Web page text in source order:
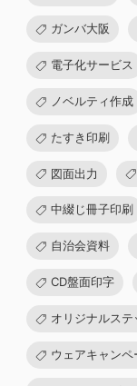
ガンバ大阪
電子化サービス
ノベルティ作成
たすき印刷
図面出力
中綴じ冊子印刷
自治会資料
CD盤面印字
オリジナルステ
ウェアキャンペ